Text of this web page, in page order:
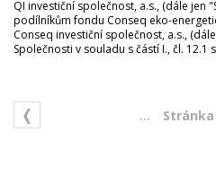
QI investiční společnost, a.s., (dále jen
podílníkům fondu Conseq eko-
Conseq investiční společnost, a.s.,
Společnosti v souladu s částí I., čl.
...